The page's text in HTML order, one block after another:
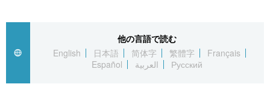
العربية
社会
文化
科学・技術
お知らせ
他の言語で読む
English
日本語 简体字 繁體字
Français
Español
العربية Русский